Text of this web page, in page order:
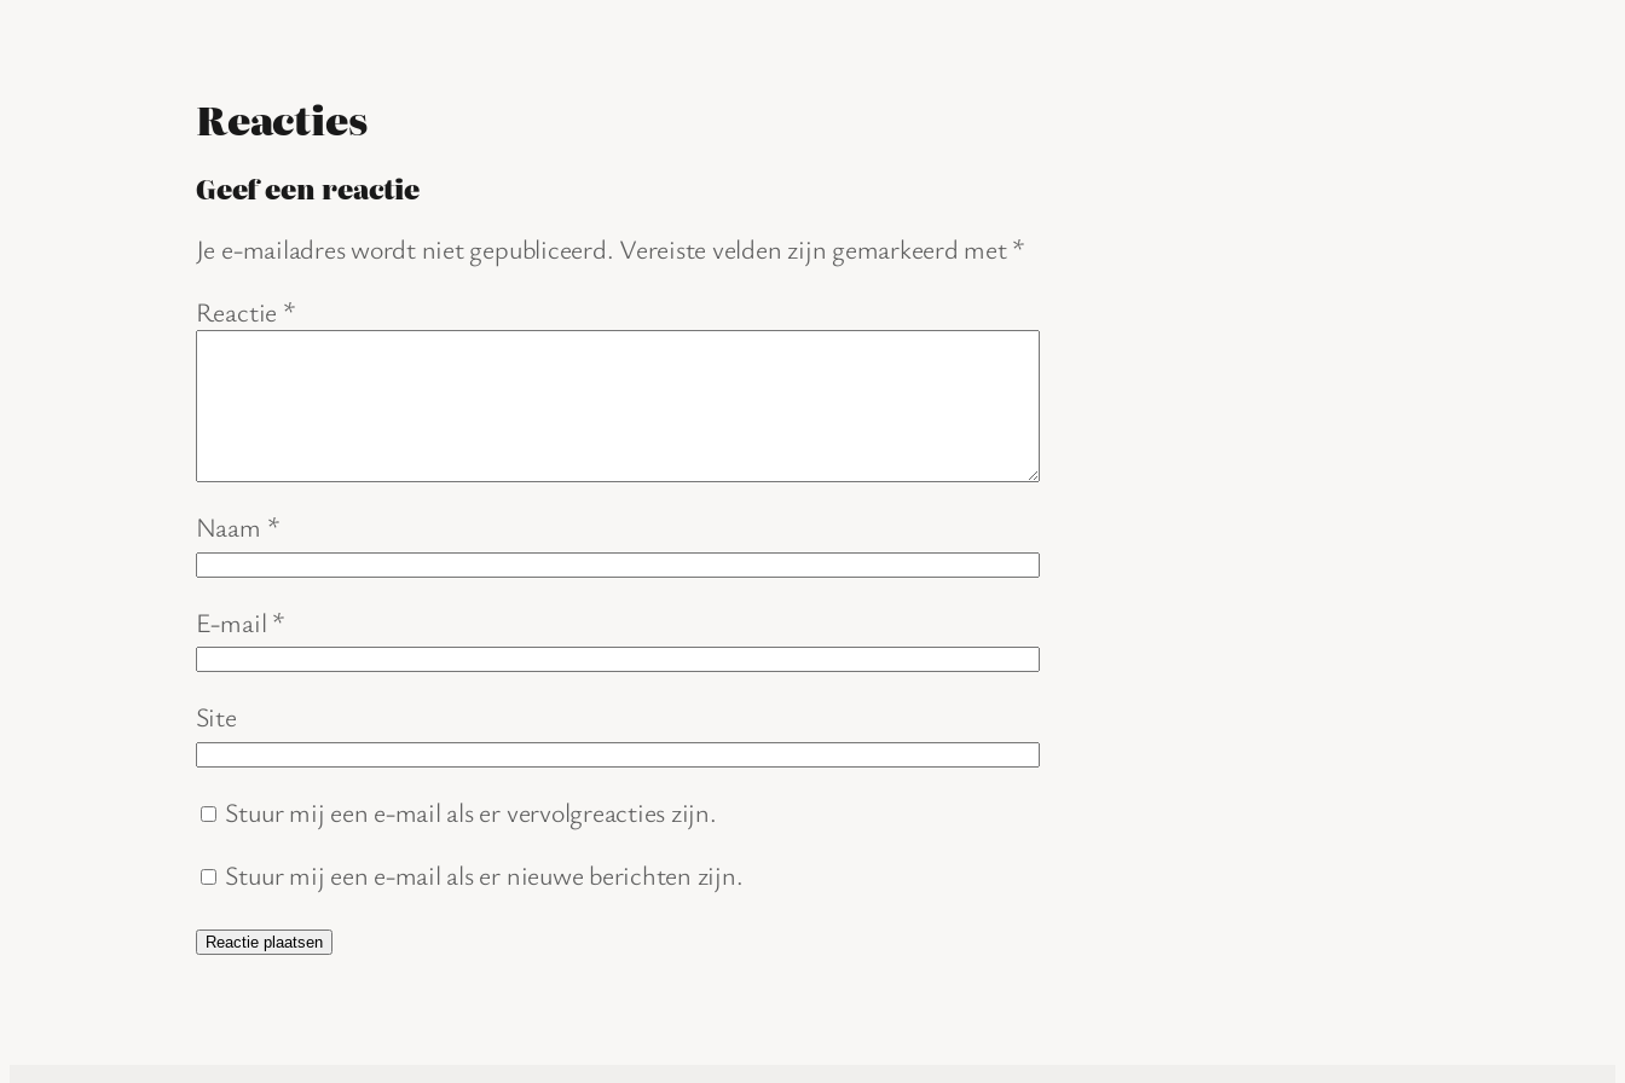
Reacties
Geef een reactie
Je e-mailadres wordt niet gepubliceerd. Vereiste velden zijn gemarkeerd met*
Reactie *
Naam *
E-mail *
Site
Stuur mij een e-mail als er vervolgreacties zijn.
Stuur mij een e-mail als er nieuwe berichten zijn.